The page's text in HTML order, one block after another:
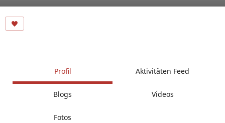
Profil Aktivitäten Feed
Blogs Videos
Fotos